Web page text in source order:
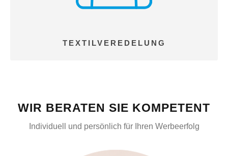
TEXTILVEREDELUNG
WIR BERATEN SIE KOMPETENT
Individuell und persönlich für Ihren Werbeerfolg